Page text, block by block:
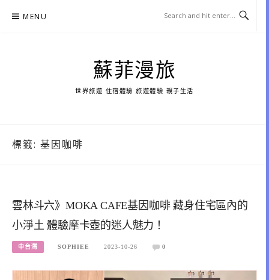
MENU
蘇菲漫旅
世界旅遊 住宿體驗 旅遊體驗 親子生活
標籤: 基因咖啡
雲林斗六》MOKA CAFE基因咖啡 藏身住宅區內的
小淨土 體驗摩卡壺的迷人魅力！
中台灣 SOPHIEE 2023-10-26 0